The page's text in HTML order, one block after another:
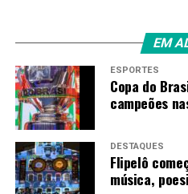
EM
ESPORTES
Copa do
campeões
DESTAQUES
Flipelô
música,